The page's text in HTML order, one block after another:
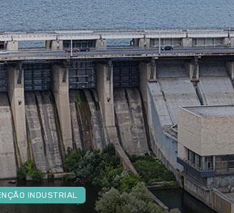
INDUSTRIAL